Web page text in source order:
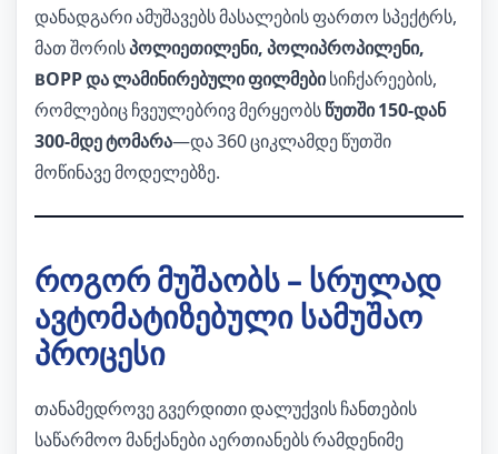
დანადგარი ამუშავებს მასალების ფართო სპექტრს,
მათ შორისპოლიეთილენი, პოლიპროპილენი,
BOPP და ლამინირებული ფილმებისიჩქარეების,
რომლებიც ჩვეულებრივ მერყეობსწუთში 150-დან
300-მდე ტომარა—და 360 ციკლამდე წუთში
მოწინავე მოდელებზე.
როგორ მუშაობს – სრულად
ავტომატიზებული სამუშაო
პროცესი
თანამედროვე გვერდითი დალუქვის ჩანთების
საწარმოო მანქანები აერთიანებს რამდენიმე